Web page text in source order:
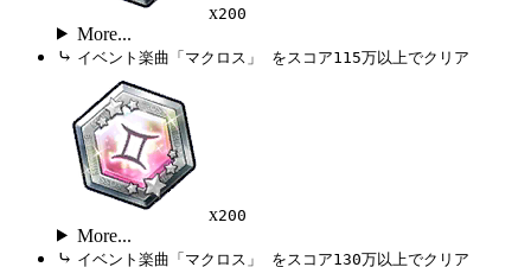
x200
More...
⤷ イベント楽曲「マクロス」 をスコア115万以上でクリア
x200
More...
⤷ イベント楽曲「マクロス」 をスコア130万以上でクリア